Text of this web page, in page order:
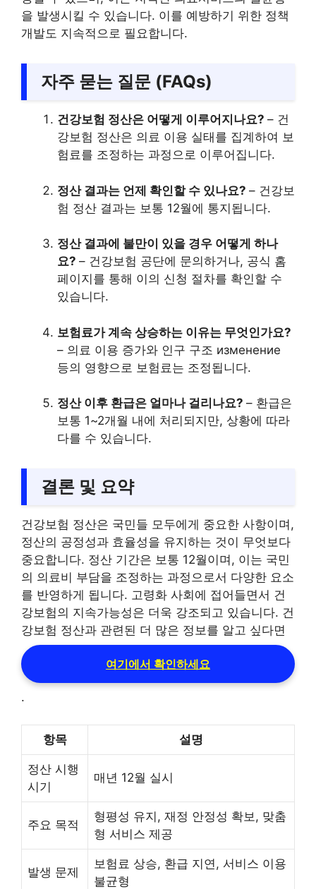
을 발생시킬 수 있습니다. 이를 예방하기 위한 정책
개발도 지속적으로 필요합니다.
자주 묻는 질문 (FAQs)
건강보험 정산은 어떻게 이루어지나요? – 건
강보험 정산은 의료 이용 실태를 집계하여 보
험료를 조정하는 과정으로 이루어집니다.
정산 결과는 언제 확인할 수 있나요? – 건강보
험 정산 결과는 보통 12월에 통지됩니다.
정산 결과에 불만이 있을 경우 어떻게 하나
요? – 건강보험 공단에 문의하거나, 공식 홈
페이지를 통해 이의 신청 절차를 확인할 수
있습니다.
보험료가 계속 상승하는 이유는 무엇인가요?
– 의료 이용 증가와 인구 구조 изменение
등의 영향으로 보험료는 조정됩니다.
정산 이후 환급은 얼마나 걸리나요? – 환급은
보통 1~2개월 내에 처리되지만, 상황에 따라
다를 수 있습니다.
결론 및 요약
건강보험 정산은 국민들 모두에게 중요한 사항이며,
정산의 공정성과 효율성을 유지하는 것이 무엇보다
중요합니다. 정산 기간은 보통 12월이며, 이는 국민
의 의료비 부담을 조정하는 과정으로서 다양한 요소
를 반영하게 됩니다. 고령화 사회에 접어들면서 건
강보험의 지속가능성은 더욱 강조되고 있습니다. 건
강보험 정산과 관련된 더 많은 정보를 알고 싶다면
여기에서 확인하세요
.
항목 설명
정산 시행
시기
매년 12월 실시
주요 목적
형평성 유지, 재정 안정성 확보, 맞춤
형 서비스 제공
발생 문제
보험료 상승, 환급 지연, 서비스 이용
불균형